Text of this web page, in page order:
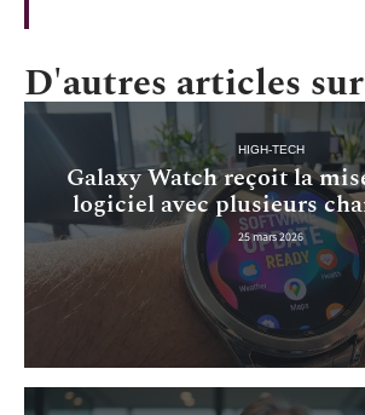
D'autres articles
HIGH-TECH
Galaxy Watch reçoit la
logiciel avec plusieurs
25 mars 2026